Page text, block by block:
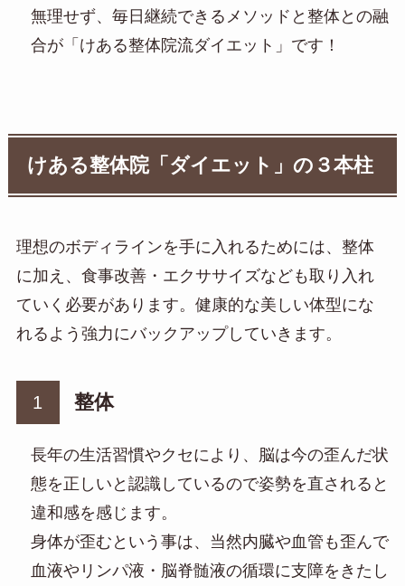
無理せず、毎日継続できるメソッドと整体との融
合が「けある整体院流ダイエット」です！
けある整体院「ダイエット」の３本柱
理想のボディラインを手に入れるためには、整体
に加え、食事改善・エクササイズなども取り入れ
ていく必要があります。健康的な美しい体型にな
れるよう強力にバックアップしていきます。
整体
長年の生活習慣やクセにより、脳は今の歪んだ状
態を正しいと認識しているので姿勢を直されると
違和感を感じます。
身体が歪むという事は、当然内臓や血管も歪んで
血液やリンパ液・脳脊髄液の循環に支障をきたし